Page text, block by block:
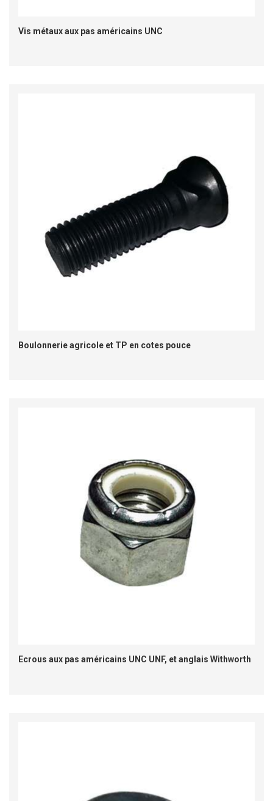
Vis métaux aux pas américains UNC
Boulonnerie agricole et TP en cotes pouce
Ecrous aux pas américains UNC UNF, et anglais Withworth